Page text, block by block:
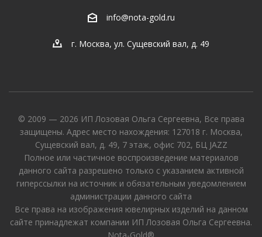
info@nota-gold.ru
г. Москва, ул. Сущевский вал, д. 49
© 2009 — 2026 ИП Лозовая Ольга Сергеевна, Все права
защищены. Адрес место нахождения: 127018 г. Москва,
Сущевский вал, д. 49, 7 этаж, офис 702, БЦ JAZZ
Полное или частичное воспроизведение материалов
данного сайта разрешено только с указанием активной
гиперссылки на источник и обязательным уведомлением
администрации данного сайта
Все права на изображения ювелирных изделий на данном
сайте принадлежат компании ИП Лозовая Ольга Сергеевна.
Nota-Gold®